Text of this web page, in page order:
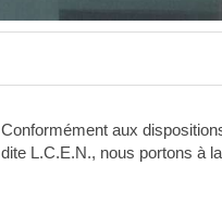
Conformément aux
dite L.C.E.N., nous portons à